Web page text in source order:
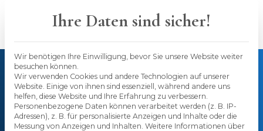
Berater im Team Online
Sales (m/w/d)
Ihre Daten sind sicher!
Wir benötigen Ihre Einwilligung, bevor Sie unsere Website weiter
besuchen können.
Wir verwenden Cookies und andere Technologien auf unserer
Website. Einige von ihnen sind essenziell, während andere uns
helfen, diese Website und Ihre Erfahrung zu verbessern.
Personenbezogene Daten können verarbeitet werden (z. B. IP-
Adressen), z. B. für personalisierte Anzeigen und Inhalte oder die
Messung von Anzeigen und Inhalten. Weitere Informationen über